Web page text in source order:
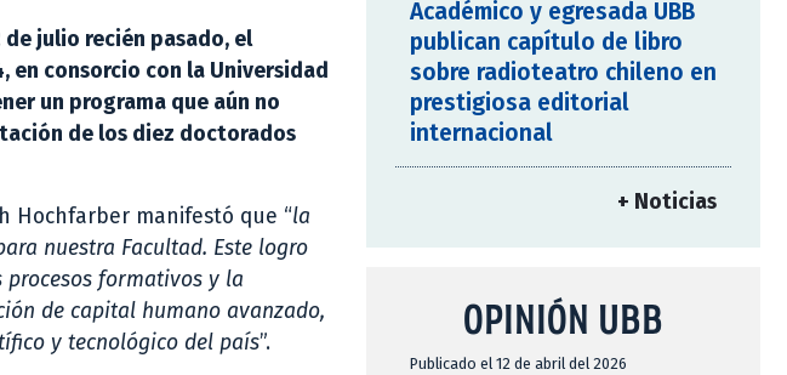
julio recién pasado, el
en consorcio con la Universidad
un programa que aún no
de los diez doctorados
Hochfarber manifestó que “la
nuestra Facultad. Este logro
procesos formativos y la
de capital humano avanzado,
y tecnológico del país”.
Académico y egresada UBB
publican capítulo de libro
sobre radioteatro chileno en
prestigiosa editorial
internacional
+ Noticias
OPINIÓN UBB
Publicado el 12 de abril del 2026